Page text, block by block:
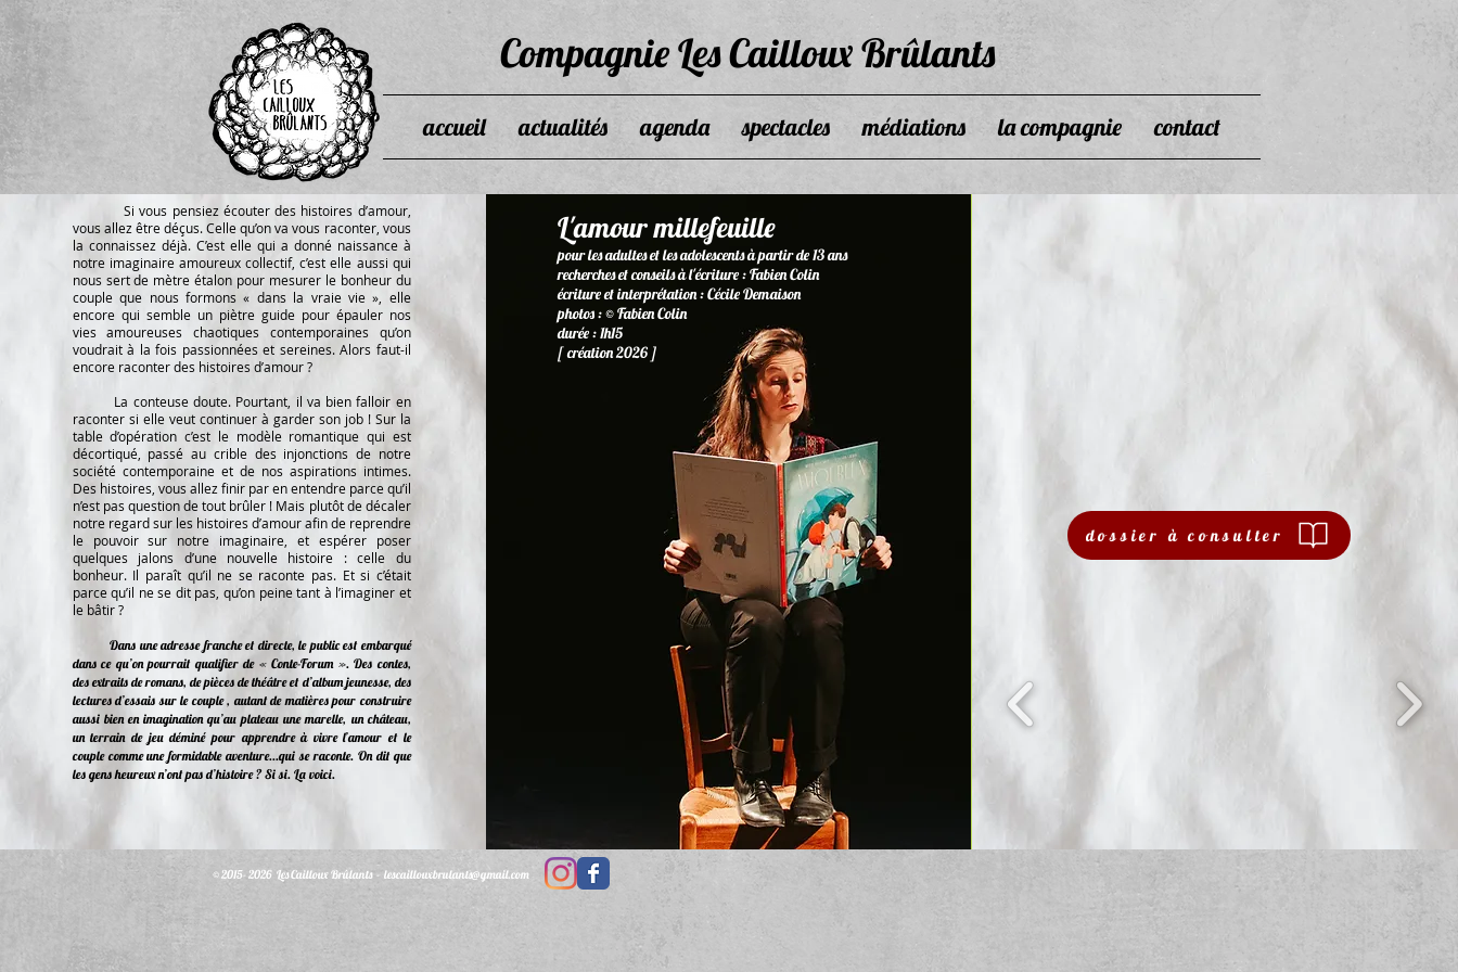
Compagnie Les Cailloux Brûlants
accueil actualités agenda spectacles médiations la compagnie contact
Si vous pensiez écouter des histoires d’amour,
vous allez être déçus. Celle qu’on va vous raconter, vous
la connaissez déjà. C’est elle qui a donné naissance à
notre imaginaire amoureux collectif, c’est elle aussi qui
nous sert de mètre étalon pour mesurer le bonheur du
couple que nous formons « dans la vraie vie », elle
encore qui semble un piètre guide pour épauler nos
vies amoureuses chaotiques contemporaines qu’on
voudrait à la fois passionnées et sereines. Alors faut-il
encore raconter des histoires d’amour ?
La conteuse doute. Pourtant, il va bien falloir en
raconter si elle veut continuer à garder son job ! Sur la
table d’opération c’est le modèle romantique qui est
décortiqué, passé au crible des injonctions de notre
société contemporaine et de nos aspirations intimes.
Des histoires, vous allez finir par en entendre parce qu’il
n’est pas question de tout brûler ! Mais plutôt de décaler
notre regard sur les histoires d’amour afin de reprendre
le pouvoir sur notre imaginaire, et espérer poser
quelques jalons d’une nouvelle histoire : celle du
bonheur. Il paraît qu’il ne se raconte pas. Et si c’était
parce qu’il ne se dit pas, qu’on peine tant à l’imaginer et
le bâtir ?
Dans une adresse franche et directe, le public est embarqué
dans ce qu’on pourrait qualifier de « Conte-Forum ». Des contes,
des extraits de romans, de pièces de théâtre et d’album jeunesse, des
lectures d’essais sur le couple , autant de matières pour construire
aussi bien en imagination qu’au plateau une marelle, un château,
un terrain de jeu déminé pour apprendre à vivre l’amour et le
couple comme une formidable aventure...qui se raconte. On dit que
les gens heureux n’ont pas d’histoire ? Si si. La voici.
L'amour millefeuille
pour les adultes et les adolescents à partir de 13 ans
recherches et conseils à l'écriture : Fabien Colin
écriture et interprétation : Cécile Demaison
photos : © Fabien Colin
durée : 1h15
[ création 2026 ]
dossier à consulter
© 2015- 2026 Les Cailloux Brûlants - lescaillouxbrulants@gmail.com